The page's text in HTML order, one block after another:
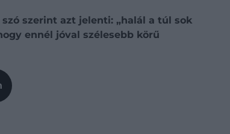
szerint azt jelenti: „halál a túl sok
ennél jóval szélesebb körű